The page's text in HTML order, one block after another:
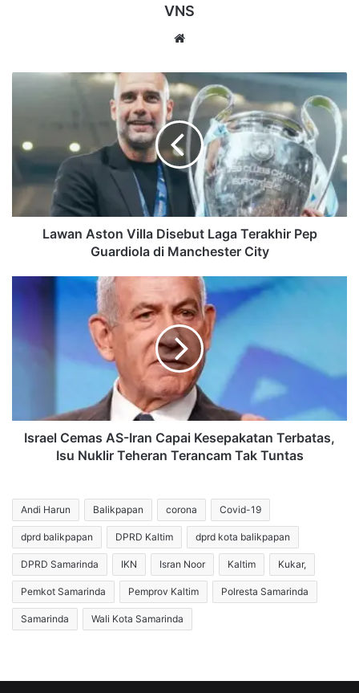
VNS
Lawan
Laga
Terakhir
Guardiola
di
ManchesterLawan Aston Villa Disebut Laga Terakhir Pep
Guardiola di Manchester City
Nuklir
Teheran
Terancam
Israel Cemas AS-Iran Capai Kesepakatan Terbatas,
Isu Nuklir Teheran Terancam Tak Tuntas
Andi Harun Balikpapan corona Covid-19
dprd balikpapan DPRD Kaltim dprd kota balikpapan
DPRD Samarinda IKN Isran Noor Kaltim Kukar,
Pemkot Samarinda Pemprov Kaltim Polresta Samarinda
Samarinda Wali Kota Samarinda